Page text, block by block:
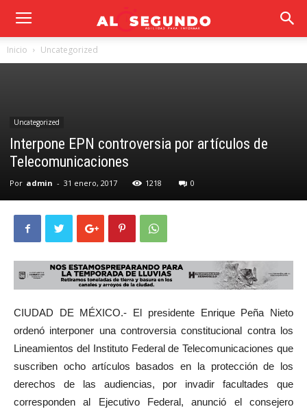
Inicio Uncategorized
Uncategorized
Interpone EPN controversia por artículos de
Telecomunicaciones
Por admin - 31 enero, 2017 1218 0
CIUDAD DE MÉXICO.- El presidente Enrique Peña Nieto
ordenó interponer una controversia constitucional contra los
Lineamientos del Instituto Federal de Telecomunicaciones que
suscriben ocho artículos basados en la protección de los
derechos de las audiencias, por invadir facultades que
corresponden al Ejecutivo Federal, anunció el consejero